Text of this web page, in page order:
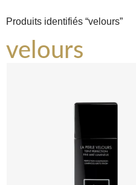
Produits identifiés “velours”
velours